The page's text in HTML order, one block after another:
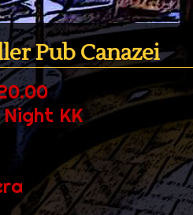
Pub Canazei
KK